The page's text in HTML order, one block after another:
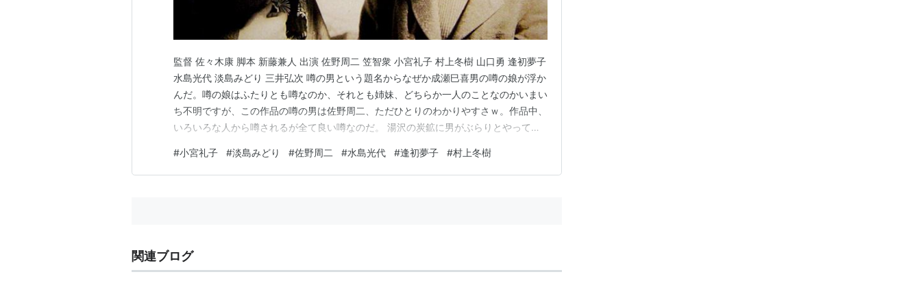
監督 佐々木康 脚本 新藤兼人 出演 佐野周二 笠智衆 小宮礼子 村上冬樹 山口勇 逢初夢子
水島光代 淡島みどり 三井弘次 噂の男という題名からなぜか成瀬巳喜男の噂の娘が浮か
んだ。噂の娘はふたりとも噂なのか、それとも姉妹、どちらか一人のことなのかいまい
ち不明ですが、この作品の噂の男は佐野周二、ただひとりのわかりやすさｗ。作品中、
いろいろな人から噂されるが全て良い噂なのだ。 湯沢の炭鉱に男がぶらりとやってき
困っている老婆に自分のキップを譲ったりする男。 当時の神田隆、すご～く細かった
ｗ。 そこに居合わせた娘は炭鉱の所…
#小宮礼子 #淡島みどり #佐野周二 #水島光代 #逢初夢子 #村上冬樹
関連ブログ